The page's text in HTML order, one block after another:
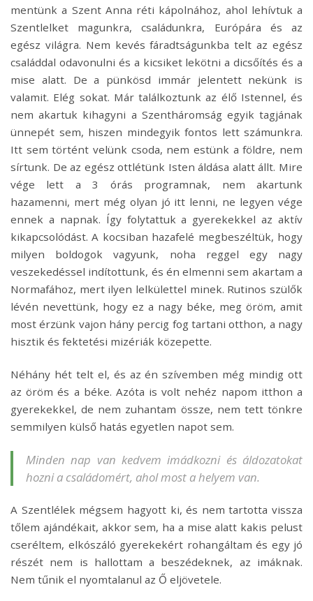
mentünk a Szent Anna réti kápolnához, ahol lehívtuk a
Szentlelket magunkra, családunkra, Európára és az
egész világra. Nem kevés fáradtságunkba telt az egész
családdal odavonulni és a kicsiket lekötni a dicsőítés és a
mise alatt. De a pünkösd immár jelentett nekünk is
valamit. Elég sokat. Már találkoztunk az élő Istennel, és
nem akartuk kihagyni a Szentháromság egyik tagjának
ünnepét sem, hiszen mindegyik fontos lett számunkra.
Itt sem történt velünk csoda, nem estünk a földre, nem
sírtunk. De az egész ottlétünk Isten áldása alatt állt. Mire
vége lett a 3 órás programnak, nem akartunk
hazamenni, mert még olyan jó itt lenni, ne legyen vége
ennek a napnak. Így folytattuk a gyerekekkel az aktív
kikapcsolódást. A kocsiban hazafelé megbeszéltük, hogy
milyen boldogok vagyunk, noha reggel egy nagy
veszekedéssel indítottunk, és én elmenni sem akartam a
Normafához, mert ilyen lelkülettel minek. Rutinos szülők
lévén nevettünk, hogy ez a nagy béke, meg öröm, amit
most érzünk vajon hány percig fog tartani otthon, a nagy
hisztik és fektetési mizériák közepette.
Néhány hét telt el, és az én szívemben még mindig ott
az öröm és a béke. Azóta is volt nehéz napom itthon a
gyerekekkel, de nem zuhantam össze, nem tett tönkre
semmilyen külső hatás egyetlen napot sem.
Minden nap van kedvem imádkozni és áldozatokat
hozni a családomért, ahol most a helyem van.
A Szentlélek mégsem hagyott ki, és nem tartotta vissza
tőlem ajándékait, akkor sem, ha a mise alatt kakis pelust
cseréltem, elkószáló gyerekekért rohangáltam és egy jó
részét nem is hallottam a beszédeknek, az imáknak.
Nem tűnik el nyomtalanul az Ő eljövetele.